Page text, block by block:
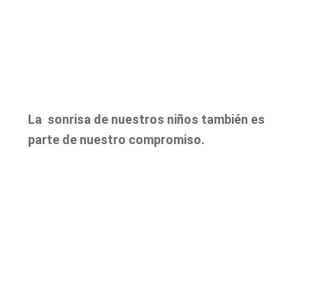
La sonrisa de nuestros niños también es
parte de nuestro compromiso.